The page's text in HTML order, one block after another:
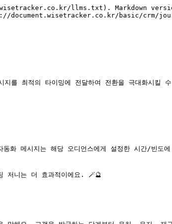
llms.txt). Markdown
document.wisetracker.co.kr/basic/crm/
최적의 타이밍에 전달하여 전환을 극대화시킬 수
화 메시지는 해당 오디언스에게 설정한 시간/빈
저니는 더 효과적이에요. 🪄🔮